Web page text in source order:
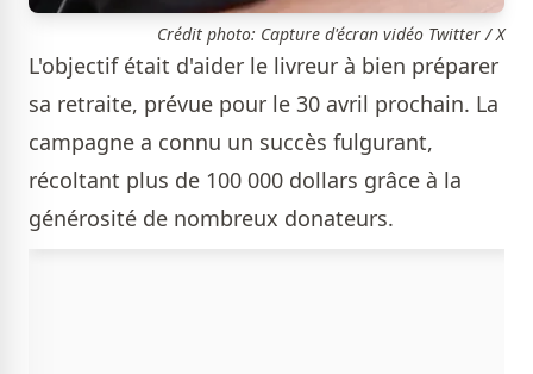
Crédit photo: Capture d'écran vidéo Twitter / X
L'objectif était d'aider le livreur à bien préparer
sa retraite, prévue pour le 30 avril prochain. La
campagne a connu un succès fulgurant,
récoltant plus de 100 000 dollars grâce à la
générosité de nombreux donateurs.